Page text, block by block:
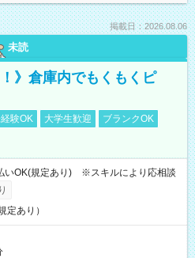
掲載日：2026.08.06
未読
》倉庫内でもくもくピ
験OK 大学生歓迎
ブランクOK
OK(規定あり) ※スキルにより応相談
定あり）